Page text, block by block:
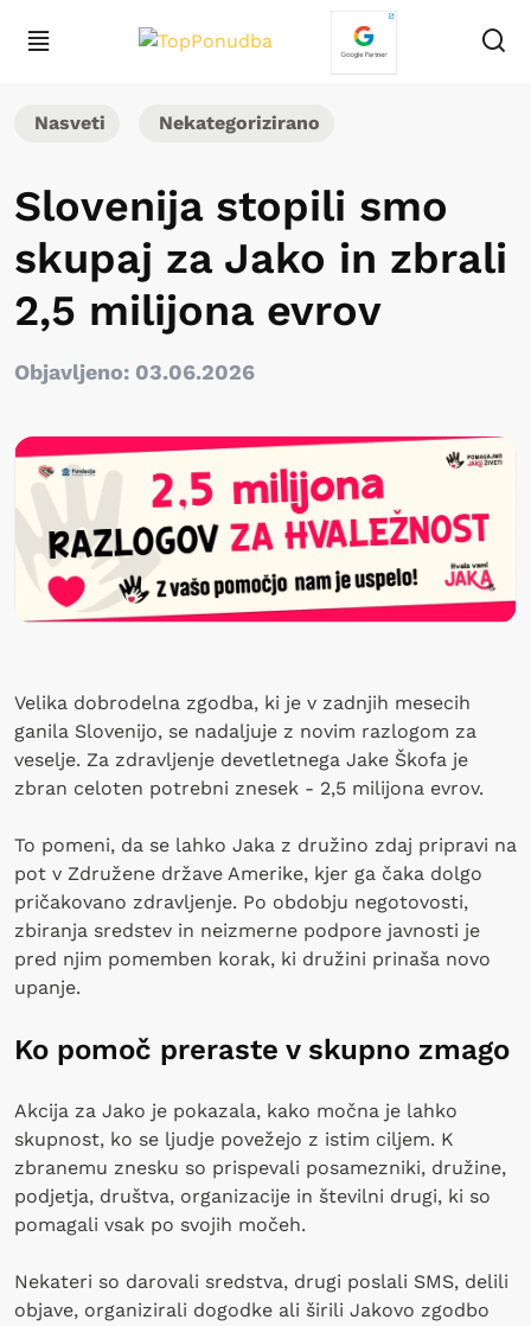
Nasveti Nekategorizirano
Slovenija stopili smo
skupaj za Jako in zbrali
2,5 milijona evrov
Objavljeno: 03.06.2026
Velika dobrodelna zgodba, ki je v zadnjih mesecih
ganila Slovenijo, se nadaljuje z novim razlogom za
veselje. Za zdravljenje devetletnega Jake Škofa je
zbran celoten potrebni znesek - 2,5 milijona evrov.
To pomeni, da se lahko Jaka z družino zdaj pripravi na
pot v Združene države Amerike, kjer ga čaka dolgo
pričakovano zdravljenje. Po obdobju negotovosti,
zbiranja sredstev in neizmerne podpore javnosti je
pred njim pomemben korak, ki družini prinaša novo
upanje.
Ko pomoč preraste v skupno zmago
Akcija za Jako je pokazala, kako močna je lahko
skupnost, ko se ljudje povežejo z istim ciljem. K
zbranemu znesku so prispevali posamezniki, družine,
podjetja, društva, organizacije in številni drugi, ki so
pomagali vsak po svojih močeh.
Nekateri so darovali sredstva, drugi poslali SMS, delili
objave, organizirali dogodke ali širili Jakovo zgodbo